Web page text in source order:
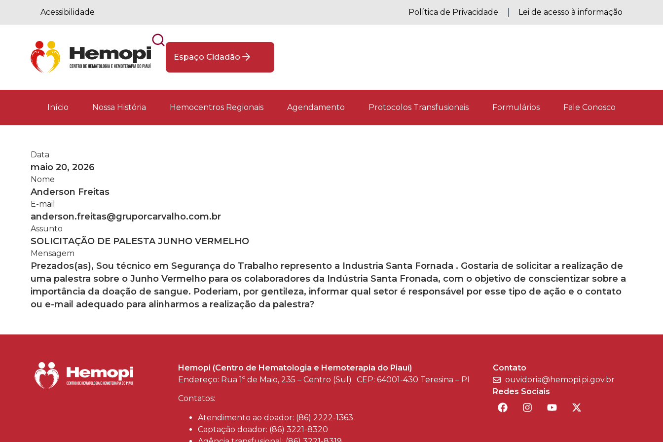
Acessibilidade Política de Privacidade Lei de acesso à informação
Espaço Cidadão
Início Nossa História Hemocentros Regionais Agendamento Protocolos Transfusionais Formulários Fale Conosco
Data
maio 20, 2026
Nome
Anderson Freitas
E-mail
anderson.freitas@gruporcarvalho.com.br
Assunto
SOLICITAÇÃO DE PALESTA JUNHO VERMELHO
Mensagem
Prezados(as), Sou técnico em Segurança do Trabalho represento a Industria Santa Fornada . Gostaria de solicitar a realização de
uma palestra sobre o Junho Vermelho para os colaboradores da Indústria Santa Fronada, com o objetivo de conscientizar sobre a
importância da doação de sangue. Poderiam, por gentileza, informar qual setor é responsável por esse tipo de ação e o contato
ou e-mail adequado para alinharmos a realização da palestra?
Hemopi (Centro de Hematologia e Hemoterapia do Piauí)
Endereço: Rua 1º de Maio, 235 – Centro (Sul) CEP: 64001-430 Teresina – PI
Contatos:
Atendimento ao doador: (86) 2222-1363
Captação doador: (86) 3221-8320
Contato
ouvidoria@hemopi.pi.gov.br
Redes Sociais